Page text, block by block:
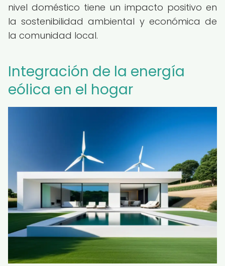
nivel doméstico tiene un impacto positivo en
la sostenibilidad ambiental y económica de
la comunidad local.
Integración de la energía
eólica en el hogar